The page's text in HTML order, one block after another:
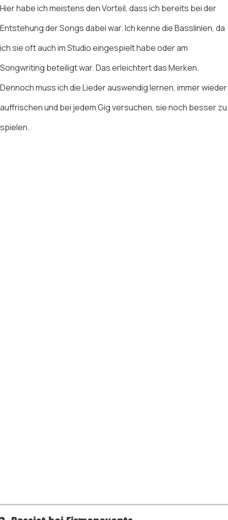
Hier habe ich meistens den Vorteil, dass ich bereits bei der
Entstehung der Songs dabei war. Ich kenne die Basslinien, da
ich sie oft auch im Studio eingespielt habe oder am
Songwriting beteiligt war. Das erleichtert das Merken.
Dennoch muss ich die Lieder auswendig lernen, immer wieder
auffrischen und bei jedem Gig versuchen, sie noch besser zu
spielen.